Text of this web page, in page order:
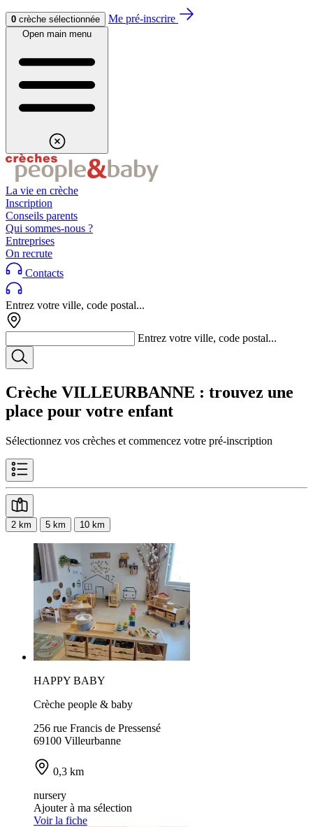
Aller au contenuAller au footer
0 crèche sélectionnée Me pré-inscrire
Open main menu
La vie en crèche
Inscription
Conseils parents
Qui sommes-nous ?
Entreprises
On recrute
Contacts
Entrez votre ville, code postal...
Entrez votre ville, code postal...
Crèche VILLEURBANNE : trouvez une
place pour votre enfant
Sélectionnez vos crèches et commencez votre pré-inscription
2 km 5 km 10 km
HAPPY BABY
Crèche people & baby
256 rue Francis de Pressensé
69100 Villeurbanne
0,3 km
nursery
Ajouter à ma sélection
Voir la fiche